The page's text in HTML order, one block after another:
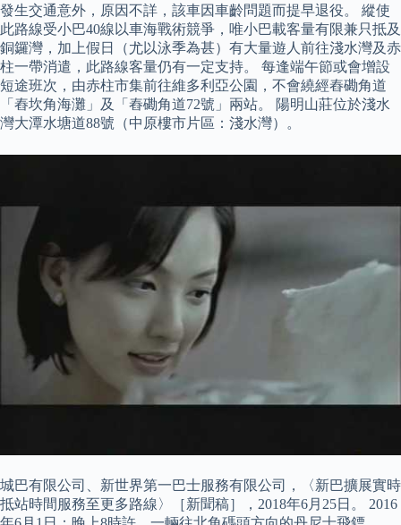
發生交通意外，原因不詳，該車因車齡問題而提早退役。 縱使
此路線受小巴40線以車海戰術競爭，唯小巴載客量有限兼只抵及
銅鑼灣，加上假日（尤以泳季為甚）有大量遊人前往淺水灣及赤
柱一帶消遣，此路線客量仍有一定支持。 每逢端午節或會增設
短途班次，由赤柱市集前往維多利亞公園，不會繞經舂磡角道
「舂坎角海灘」及「舂磡角道72號」兩站。 陽明山莊位於淺水
灣大潭水塘道88號（中原樓市片區：淺水灣）。
城巴有限公司、新世界第一巴士服務有限公司，〈新巴擴展實時
抵站時間服務至更多路線〉［新聞稿］，2018年6月25日。 2016